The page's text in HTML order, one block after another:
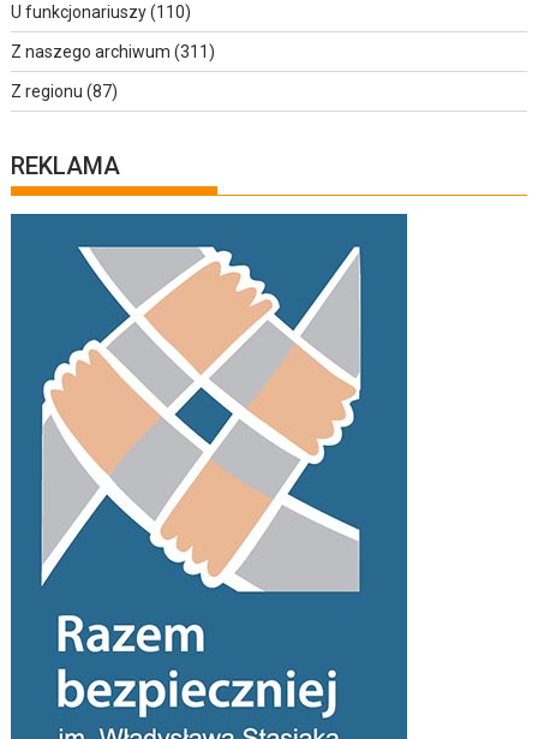
U funkcjonariuszy(110)
Z naszego archiwum (311)
Z regionu (87)
REKLAMA